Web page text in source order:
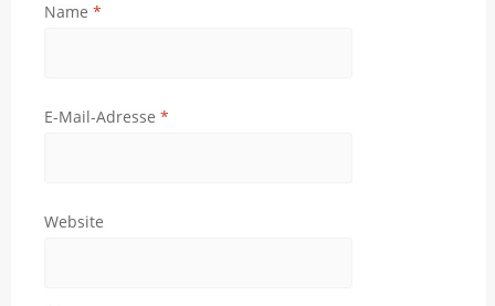
Name *
E-Mail-Adresse *
Website